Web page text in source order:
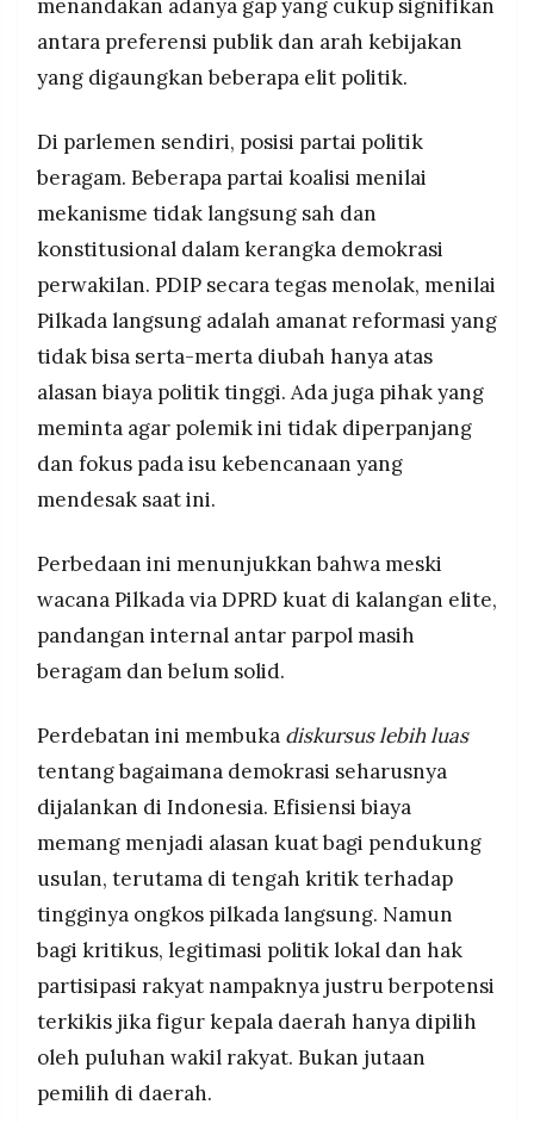
menandakan adanya gap yang cukup signifikan
antara preferensi publik dan arah kebijakan
yang digaungkan beberapa elit politik.
Di parlemen sendiri, posisi partai politik
beragam. Beberapa partai koalisi menilai
mekanisme tidak langsung sah dan
konstitusional dalam kerangka demokrasi
perwakilan. PDIP secara tegas menolak, menilai
Pilkada langsung adalah amanat reformasi yang
tidak bisa serta-merta diubah hanya atas
alasan biaya politik tinggi. Ada juga pihak yang
meminta agar polemik ini tidak diperpanjang
dan fokus pada isu kebencanaan yang
mendesak saat ini.
Perbedaan ini menunjukkan bahwa meski
wacana Pilkada via DPRD kuat di kalangan elite,
pandangan internal antar parpol masih
beragam dan belum solid.
Perdebatan ini membuka diskursus lebih luas
tentang bagaimana demokrasi seharusnya
dijalankan di Indonesia. Efisiensi biaya
memang menjadi alasan kuat bagi pendukung
usulan, terutama di tengah kritik terhadap
tingginya ongkos pilkada langsung. Namun
bagi kritikus, legitimasi politik lokal dan hak
partisipasi rakyat nampaknya justru berpotensi
terkikis jika figur kepala daerah hanya dipilih
oleh puluhan wakil rakyat. Bukan jutaan
pemilih di daerah.